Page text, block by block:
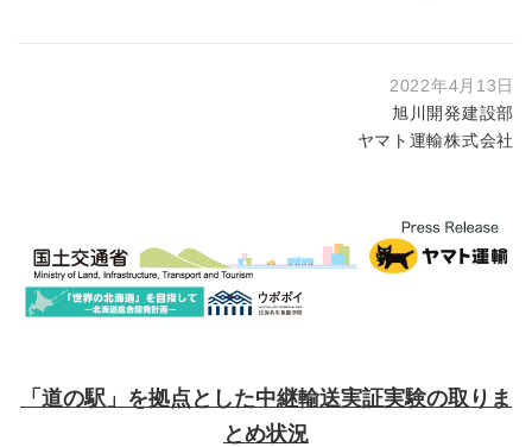
2022年4月13日
旭川開発建設部
ヤマト運輸株式会社
「道の駅」を拠点とした中継輸送実証実験の取りま
とめ状況